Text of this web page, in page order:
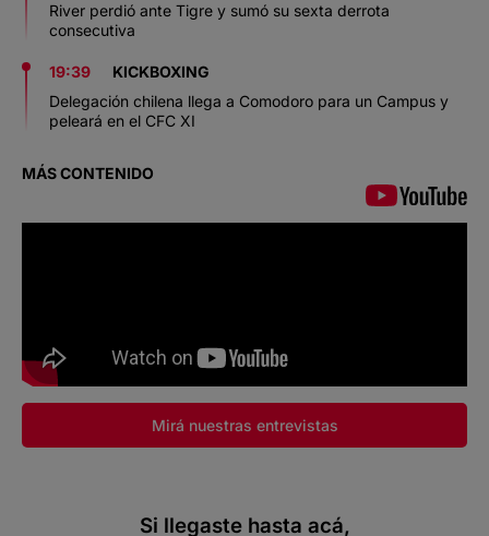
River perdió ante Tigre y sumó su sexta derrota
consecutiva
19:39
KICKBOXING
Delegación chilena llega a Comodoro para un Campus y
peleará en el CFC XI
MÁS CONTENIDO
Mirá nuestras entrevistas
Si llegaste hasta acá,